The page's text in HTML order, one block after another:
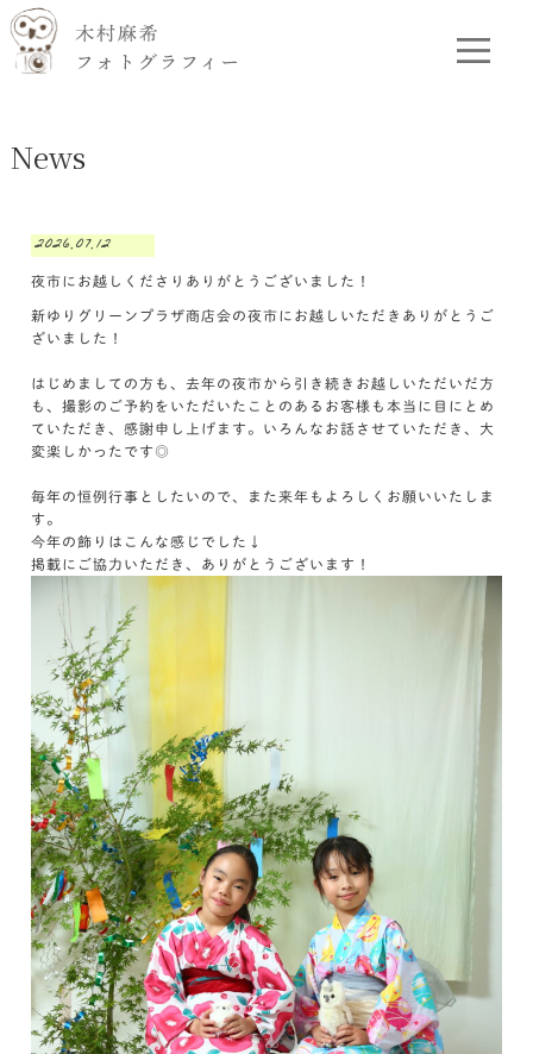
News
2026.07.12
夜市にお越しくださりありがとうございました！
新ゆりグリーンプラザ商店会の夜市にお越しいただきありがとうご
ざいました！
はじめましての方も、去年の夜市から引き続きお越しいただいだ方
も、撮影のご予約をいただいたことのあるお客様も本当に目にとめ
ていただき、感謝申し上げます。いろんなお話させていただき、大
変楽しかったです◎
毎年の恒例行事としたいので、また来年もよろしくお願いいたしま
す。
今年の飾りはこんな感じでした↓
掲載にご協力いただき、ありがとうございます！